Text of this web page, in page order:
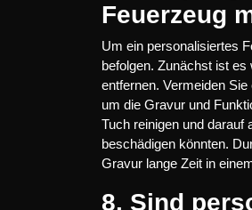
Feuerzeug
Um ein personalisiertes
befolgen. Zunächst ist
entfernen. Vermeiden
um die Gravur und
Tuch reinigen und darauf
beschädigen könnten.
Gravur lange Zeit in
8. Sind